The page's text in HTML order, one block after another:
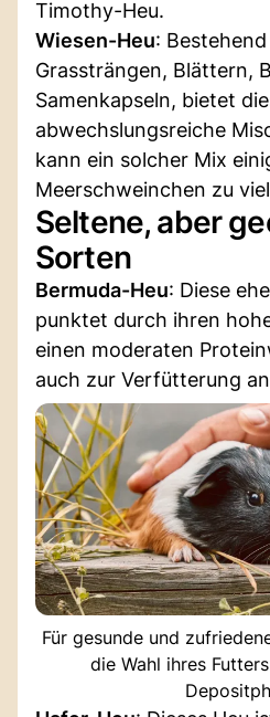
Timothy-Heu.
Wiesen-Heu:
Grassträngen, Blättern,
Samenkapseln, bietet
abwechslungsreiche
kann ein solcher Mix
Meerschweinchen zu
Seltene, aber
Sorten
Bermuda-Heu: Diese
punktet durch ihren
einen moderaten
auch zur Verfütterung
Für gesunde und
die Wahl ihres